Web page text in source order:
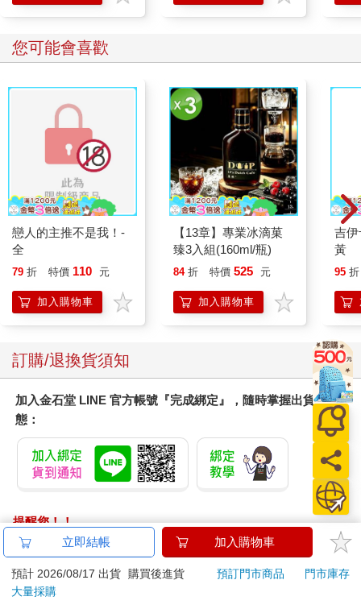
您可能會喜歡
戀人的主推不是我！-
全
79 折 特價 110 元
加入購物車
【13章】專業冰滴菓
臻3入組(160ml/瓶)
84 折 特價 525 元
加入購物車
吉
黃
95 折
訂購/退換貨須知
加入金石堂 LINE 官方帳號『完成綁定』，隨時掌握出貨動
態：
提醒您！！
金石堂及銀行均不會請您操作ATM! 如接獲電話要求您前往
ATM提款機，請不要聽從指示，以免受騙上當！
退換貨須知：
立即結帳 加入購物車
預計 2026/08/17 出貨 購買後進貨 預訂門市商品
門市庫存
大量採購